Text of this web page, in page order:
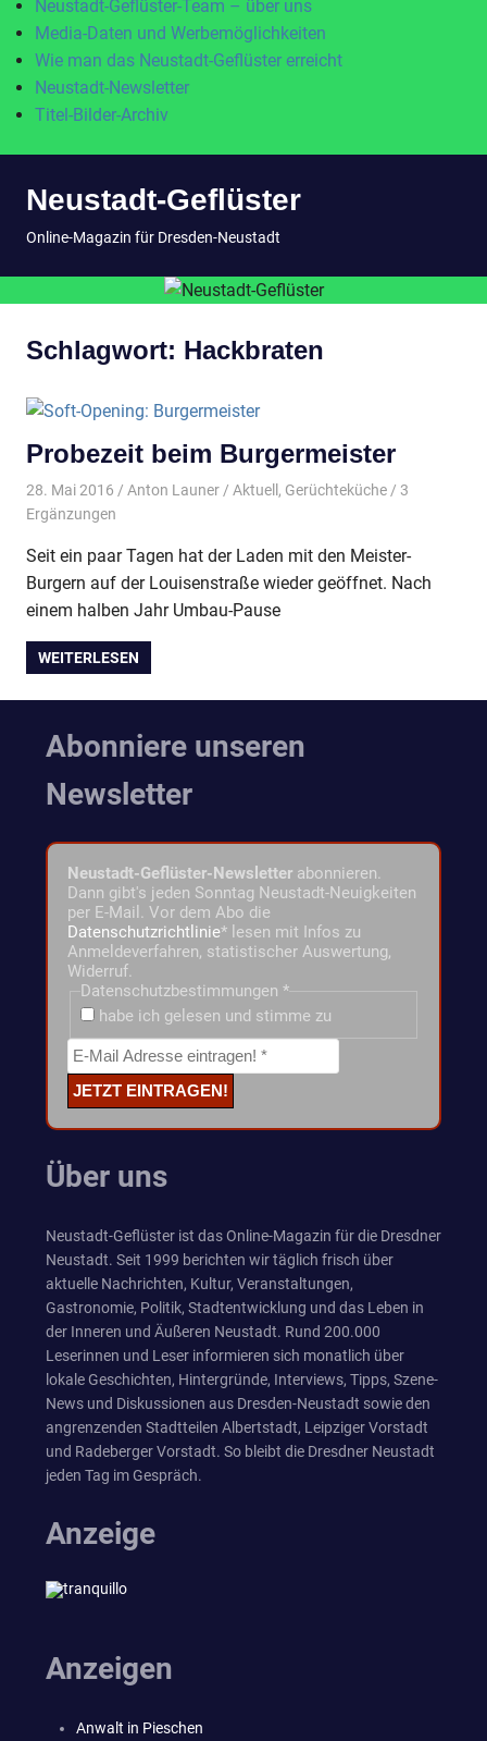
Neustadt-Geflüster-Team – über uns
Media-Daten und Werbemöglichkeiten
Wie man das Neustadt-Geflüster erreicht
Neustadt-Newsletter
Titel-Bilder-Archiv
InhaltNeustadt-Geflüster
Online-Magazin für Dresden-Neustadt
Schlagwort: Hackbraten
Probezeit beim Burgermeister
28. Mai 2016 Anton Launer Aktuell , Gerüchteküche/ 3
Ergänzungen
Seit ein paar Tagen hat der Laden mit den Meister-
Burgern auf der Louisenstraße wieder geöffnet. Nach
einem halben Jahr Umbau-Pause
WEITERLESEN
Abonniere unseren
Newsletter
Neustadt-Geflüster-Newsletter abonnieren.
Dann gibt's jeden Sonntag Neustadt-Neuigkeiten
per E-Mail. Vor dem Abo die
Datenschutzrichtlinie* lesen mit Infos zu
Anmeldeverfahren, statistischer Auswertung,
Widerruf.
Datenschutzbestimmungen *
habe ich gelesen und stimme zu
Über uns
Neustadt-Geflüster ist das Online-Magazin für die Dresdner
Neustadt. Seit 1999 berichten wir täglich frisch über
aktuelle Nachrichten, Kultur, Veranstaltungen,
Gastronomie, Politik, Stadtentwicklung und das Leben in
der Inneren und Äußeren Neustadt. Rund 200.000
Leserinnen und Leser informieren sich monatlich über
lokale Geschichten, Hintergründe, Interviews, Tipps, Szene-
News und Diskussionen aus Dresden-Neustadt sowie den
angrenzenden Stadtteilen Albertstadt, Leipziger Vorstadt
und Radeberger Vorstadt. So bleibt die Dresdner Neustadt
jeden Tag im Gespräch.
Anzeige
Anzeigen
Anwalt in Pieschen